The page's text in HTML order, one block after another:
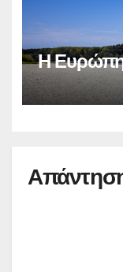
Η Ευρώπη